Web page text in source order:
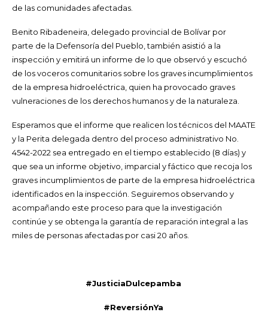
de las comunidades afectadas.
Benito Ribadeneira, delegado provincial de Bolívar por
parte de la Defensoría del Pueblo, también asistió a la
inspección y emitirá un informe de lo que observó y escuchó
de los voceros comunitarios sobre los graves incumplimientos
de la empresa hidroeléctrica, quien ha provocado graves
vulneraciones de los derechos humanos y de la naturaleza.
Esperamos que el informe que realicen los técnicos del MAATE
y la Perita delegada dentro del proceso administrativo No.
4542-2022 sea entregado en el tiempo establecido (8 días) y
que sea un informe objetivo, imparcial y fáctico que recoja los
graves incumplimientos de parte de la empresa hidroeléctrica
identificados en la inspección. Seguiremos observando y
acompañando este proceso para que la investigación
continúe y se obtenga la garantía de reparación integral a las
miles de personas afectadas por casi 20 años.
#JusticiaDulcepamba
#ReversiónYa